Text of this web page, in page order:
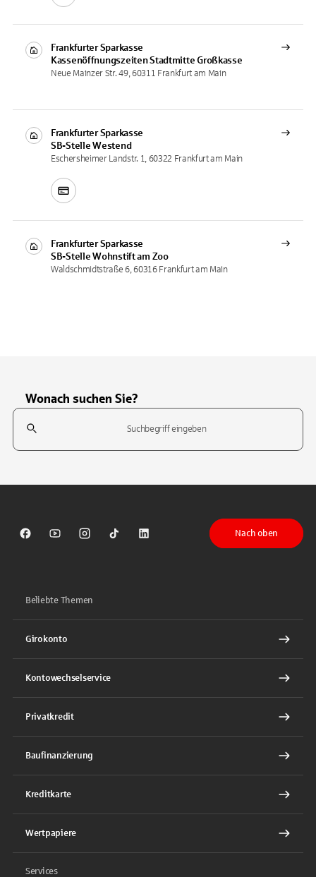
Frankfurter Sparkasse
KassenöffnungszeitenStadtmitte Großkasse
Neue Mainzer Str. 49, 60311 Frankfurt am Main
Frankfurter Sparkasse
SB-Stelle Westend
Eschersheimer Landstr. 1, 60322 Frankfurt am Main
Frankfurter Sparkasse
SB-Stelle Wohnstift am Zoo
Waldschmidtstraße 6, 60316 Frankfurt am Main
Wonach suchen Sie?
Suchfeld
Sparkasse auf Facebook
Sparkasse auf Youtube
Sparkasse auf Instagram
Sparkasse auf TikTok
Sparkasse auf LinkedIn
Nach oben
Beliebte Themen
Girokonto
Kontowechselservice
Privatkredit
Baufinanzierung
Kreditkarte
Wertpapiere
Services